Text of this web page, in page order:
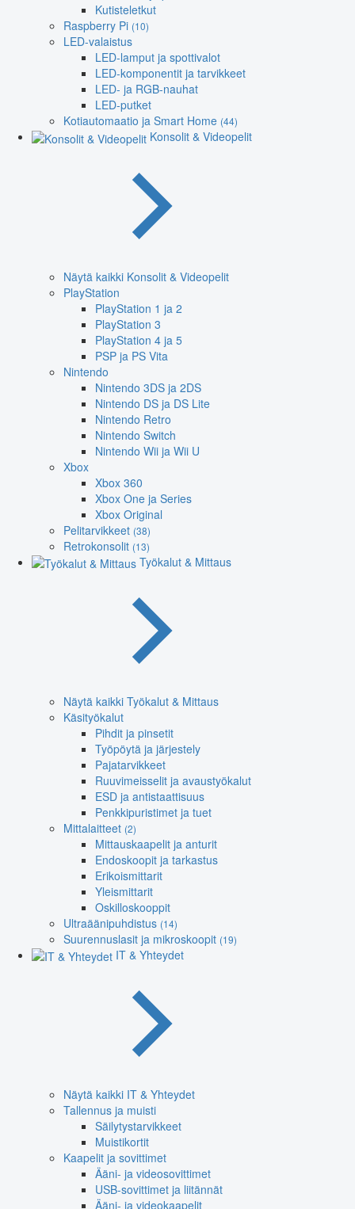
Kutisteletkut
Raspberry Pi (10)
LED-valaistus
LED-lamput ja spottivalot
LED-komponentit ja tarvikkeet
LED- ja RGB-nauhat
LED-putket
Kotiautomaatio ja Smart Home (44)
Konsolit & Videopelit
Näytä kaikki Konsolit & Videopelit
PlayStation
PlayStation 1 ja 2
PlayStation 3
PlayStation 4 ja 5
PSP ja PS Vita
Nintendo
Nintendo 3DS ja 2DS
Nintendo DS ja DS Lite
Nintendo Retro
Nintendo Switch
Nintendo Wii ja Wii U
Xbox
Xbox 360
Xbox One ja Series
Xbox Original
Pelitarvikkeet (38)
Retrokonsolit (13)
Työkalut & Mittaus
Näytä kaikki Työkalut & Mittaus
Käsityökalut
Pihdit ja pinsetit
Työpöytä ja järjestely
Pajatarvikkeet
Ruuvimeisselit ja avaustyökalut
ESD ja antistaattisuus
Penkkipuristimet ja tuet
Mittalaitteet (2)
Mittauskaapelit ja anturit
Endoskoopit ja tarkastus
Erikoismittarit
Yleismittarit
Oskilloskooppit
Ultraäänipuhdistus (14)
Suurennuslasit ja mikroskoopit (19)
IT & Yhteydet
Näytä kaikki IT & Yhteydet
Tallennus ja muisti
Säilytystarvikkeet
Muistikortit
Kaapelit ja sovittimet
Ääni- ja videosovittimet
USB-sovittimet ja liitännät
Ääni- ja videokaapelit